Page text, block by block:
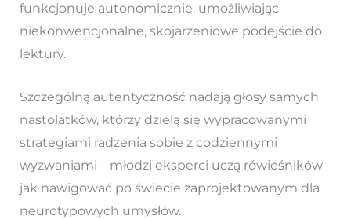
funkcjonuje autonomicznie, umożliwiając
niekonwencjonalne, skojarzeniowe podejście do
lektury.
Szczególną autentyczność nadają głosy samych
nastolatków, którzy dzielą się wypracowanymi
strategiami radzenia sobie z codziennymi
wyzwaniami – młodzi eksperci uczą rówieśników
jak nawigować po świecie zaprojektowanym dla
neurotypowych umysłów.